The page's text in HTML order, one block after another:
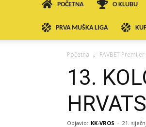
POČETNA O KLUBU
PRVA MUŠKA LIGA
Početna FAVBET
13.
Objavio: KK-VROS - 21.